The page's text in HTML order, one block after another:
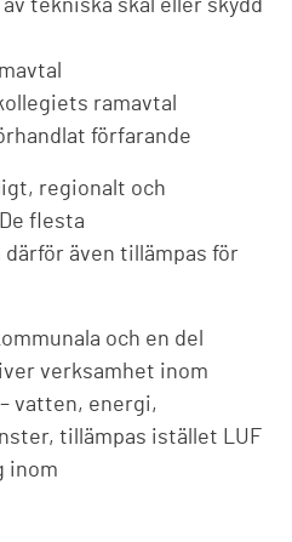
tekniska skäl eller skydd
ramavtal
förfarande
regionalt och
flesta
även tillämpas för
och en del
verksamhet inom
vatten, energi,
tillämpas istället LUF
inom